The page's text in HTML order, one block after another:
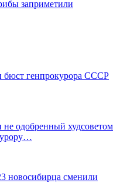
заприметили
бюст генпрокурора СССР
одобренный худсоветом
новосибирца сменили